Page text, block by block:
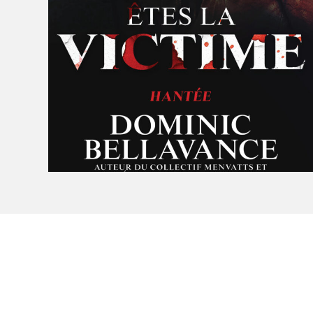
À propos du Salon
Liste des exposant·e·s
Liste des auteur·rice·s